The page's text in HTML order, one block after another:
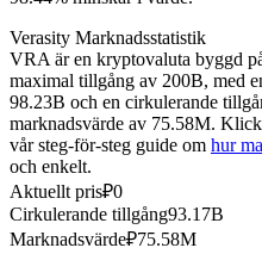
Kopiera Trading
Verasity Marknadsstatistik
VRA är en kryptovaluta byggd
maximal tillgång av 200B, med
98.23B och en cirkulerande
marknadsvärde av 75.58M.
vår steg-för-steg guide om hur
och enkelt.
Aktuellt pris₽0
Cirkulerande tillgång93.17B
Marknadsvärde₽75.58M